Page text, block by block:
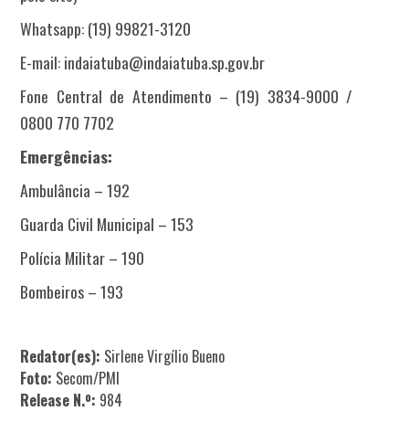
Whatsapp: (19) 99821-3120
E-mail: indaiatuba@indaiatuba.sp.gov.br
Fone Central de Atendimento – (19) 3834-9000 /
0800 770 7702
Emergências:
Ambulância – 192
Guarda Civil Municipal – 153
Polícia Militar – 190
Bombeiros – 193
Redator(es): Sirlene Virgílio Bueno
Foto: Secom/PMI
Release N.º: 984